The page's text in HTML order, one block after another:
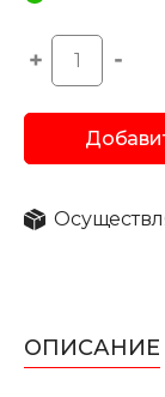
ОПИСАНИЕ